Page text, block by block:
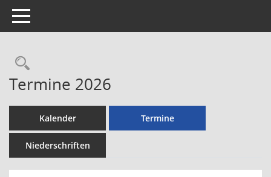
Toggle navigation
Rechercheauswahl
Termine 2026
Kalender Termine
Niederschriften